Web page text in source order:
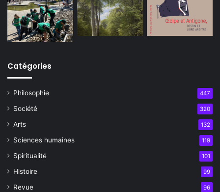
Catégories
Philosophie 447
Société 320
Arts 132
Sciences humaines 119
Spiritualité 101
Histoire 99
Revue 96